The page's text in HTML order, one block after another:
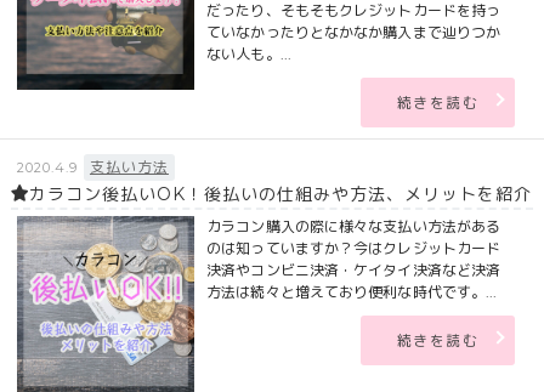
だったり、そもそもクレジットカードを持っ
ていなかったりとなかなか購入まで辿りつか
ない人も。...
続きを読む
2020.4.9 支払い方法
カラコン後払いOK！後払いの仕組みや方法、メリットを紹介
カラコン購入の際に様々な支払い方法がある
のは知っていますか？今はクレジットカード
決済やコンビニ決済・ケイタイ決済など決済
方法は続々と増えており便利な時代です。...
続きを読む